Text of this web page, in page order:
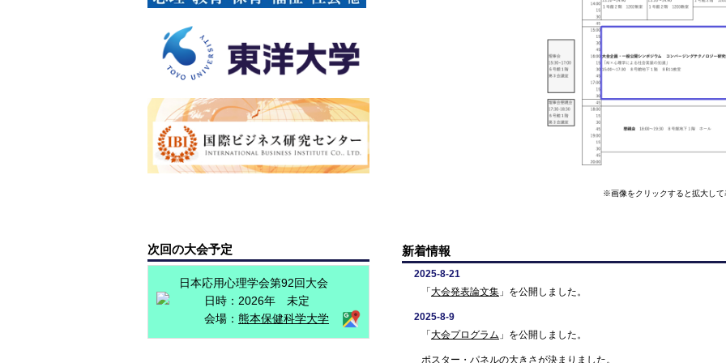
※画像をクリックすると拡大して
新着情報
次回の大会予定
日本応用心理学会第92回大会
日時：2026年 未定
会場： 熊本保健科学大学